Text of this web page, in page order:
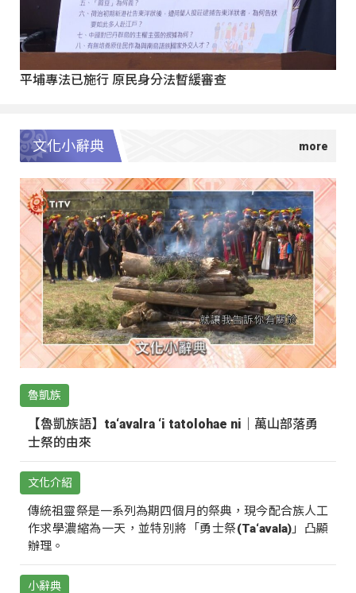
平埔專法已施行 原民身分法暫緩審查
文化小辭典
魯凱族
【魯凱族語】ta‘avalra ‘i tatolohae ni｜萬山部落勇
士祭的由來
文化介紹
傳統祖靈祭是一系列為期四個月的祭典，現今配合族人工
作求學濃縮為一天，並特別將「勇士祭(Ta‘avala)」凸顯
辦理。
小辭典